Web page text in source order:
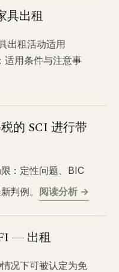
具出租
出租活动适用
适用条件与注意事
的 SCI 进行带
：定性问题、BIC
判例。 阅读分析 →
— 出租
况下可被认定为免